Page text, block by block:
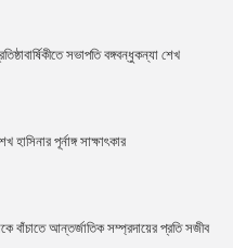
সভাপতি বঙ্গবন্ধুকন্যা শেখ
হাসিনার পূর্নাঙ্গ সাক্ষাৎকার
বাঁচাতে আন্তর্জাতিক সম্প্রদায়ের প্রতি সজীব